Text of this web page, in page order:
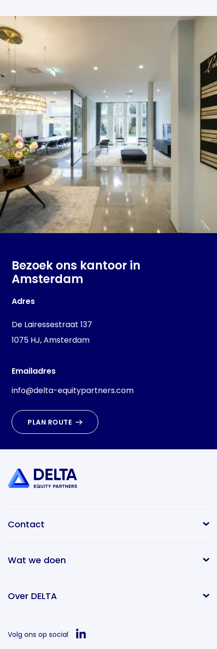
Bezoek ons kantoor in
Amsterdam
Adres
De Lairessestraat 137
1075 HJ, Amsterdam
Emailadres
info@delta-equitypartners.com
PLAN ROUTE
Contact
Wat we doen
Over DELTA
Volg ons op social